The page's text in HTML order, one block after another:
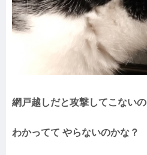
網戸越しだと攻撃してこないの
わかってて やらないのかな？